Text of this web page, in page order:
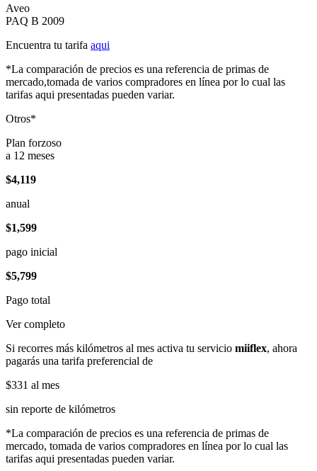
Aveo
PAQ B 2009
Encuentra tu tarifa aqui
*La comparación de precios es una referencia de primas de
mercado,tomada de varios compradores en línea por lo cual las
tarifas aqui presentadas pueden variar.
Otros*
Plan forzoso
a 12 meses
$4,119
anual
$1,599
pago inicial
$5,799
Pago total
Ver completo
Si recorres más kilómetros al mes activa tu servicio miiflex, ahora
pagarás una tarifa preferencial de
$331 al mes
sin reporte de kilómetros
*La comparación de precios es una referencia de primas de
mercado, tomada de varios compradores en línea por lo cual las
tarifas aqui presentadas pueden variar.